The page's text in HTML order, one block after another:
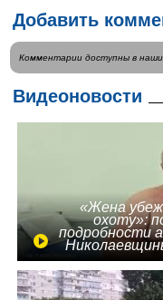
Добавить
Комментарии доступны в
Видеоновости
«Жена
охоту»:
подробности